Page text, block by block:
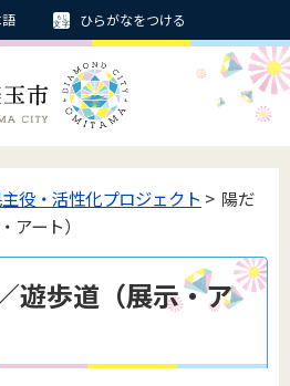
ひらがなをつける
役・活性化プロジェクト > 陽だ
アート）
遊歩道（展示・ア